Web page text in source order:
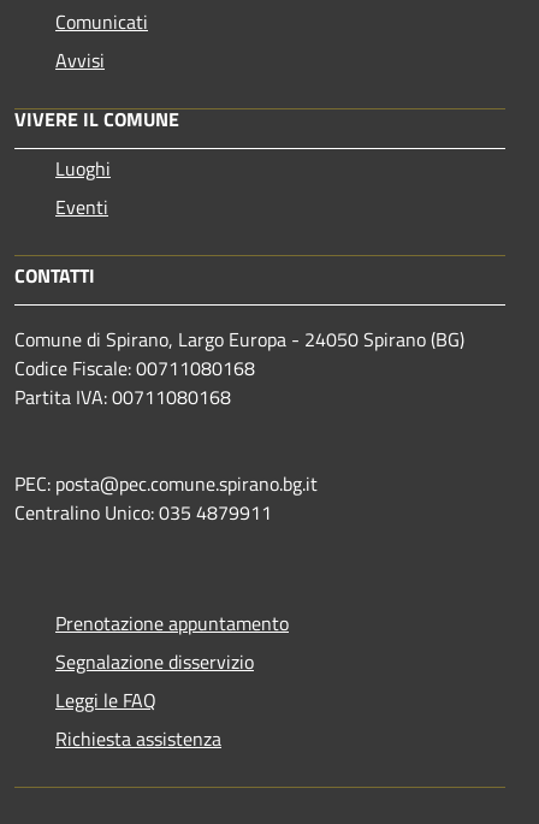
Comunicati
Avvisi
VIVERE IL COMUNE
Luoghi
Eventi
CONTATTI
Comune di Spirano, Largo Europa - 24050 Spirano (BG)
Codice Fiscale: 00711080168
Partita IVA: 00711080168
PEC: posta@pec.comune.spirano.bg.it
Centralino Unico: 035 4879911
Prenotazione appuntamento
Segnalazione disservizio
Leggi le FAQ
Richiesta assistenza